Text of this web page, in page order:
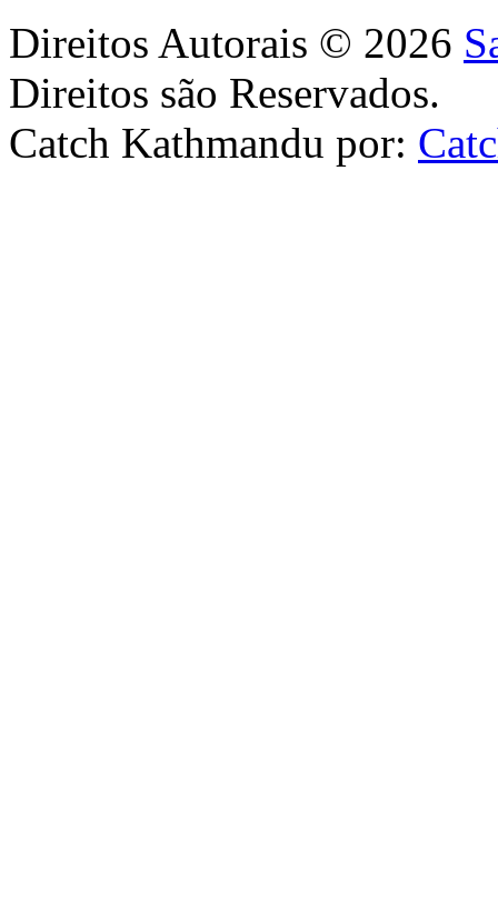
Direitos Autorais © 2026
Direitos são Reservados.
Catch Kathmandu por: